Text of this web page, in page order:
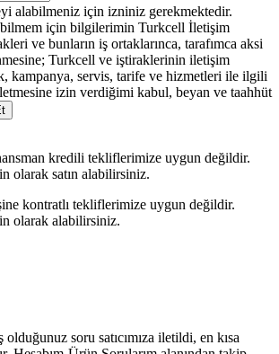
alabilmeniz için izniniz gerekmektedir.
için bilgilerimin Turkcell İletişim
ve bunların iş ortaklarınca, tarafımca aksi
Turkcell ve iştiraklerinin iletişim
kampanya, servis, tarife ve hizmetleri ile ilgili
izin verdiğimi kabul, beyan ve taahhüt
kredili tekliflerimize uygun değildir.
olarak satın alabilirsiniz.
kontratlı tekliflerimize uygun değildir.
olarak alabilirsiniz.
soru satıcımıza iletildi, en kısa